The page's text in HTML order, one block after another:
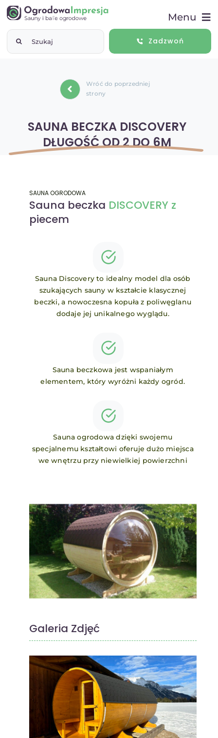
Przejdź
do
zawartości
Menu
Sauny ogrodowe
Balie ogrodowe
Baseny ogrodowe
Kontakt
Szukaj
Zadzwoń
Wróć do poprzedniej
strony
SAUNA BECZKA DISCOVERY
DŁUGOŚĆ OD 2 DO 6M
SAUNA OGRODOWA
Sauna beczka DISCOVERY z
piecem
Sauna Discovery to idealny model dla osób
szukających sauny w kształcie klasycznej
beczki, a nowoczesna kopuła z poliwęglanu
dodaje jej unikalnego wyglądu.
Sauna beczkowa jest wspaniałym
elementem, który wyróżni każdy ogród.
Sauna ogrodowa dzięki swojemu
specjalnemu kształtowi oferuje dużo miejsca
we wnętrzu przy niewielkiej powierzchni
Galeria Zdjęć